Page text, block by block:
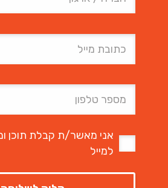
אני מאשר/ת קבלת תוכן
למייל